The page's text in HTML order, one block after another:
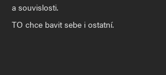
a souvislosti.
TO chce bavit sebe i ostatní.